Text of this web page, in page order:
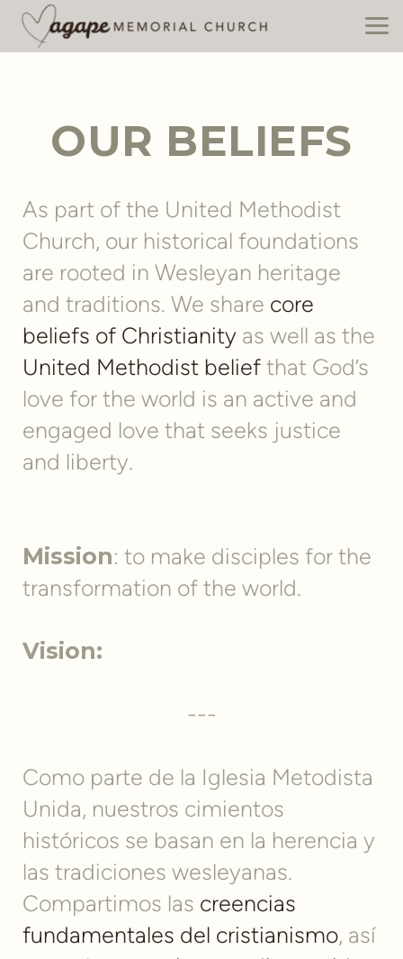
Skip to main content
OUR BELIEFS
As part of the United Methodist
Church, our historical foundations
are rooted in Wesleyan heritage
and traditions. We share core
beliefs of Christianity as well as the
United Methodist belief that God’s
love for the world is an active and
engaged love that seeks justice
and liberty.
Mission: to make disciples for the
transformation of the world.
Vision:
---
Como parte de la Iglesia Metodista
Unida, nuestros cimientos
históricos se basan en la herencia y
las tradiciones wesleyanas.
Compartimos las creencias
fundamentales del cristianismo, así